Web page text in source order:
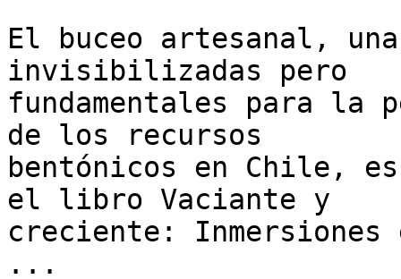
El buceo artesanal,
invisibilizadas pero
fundamentales para la
de los recursos
bentónicos en Chile,
el libro Vaciante y
creciente: